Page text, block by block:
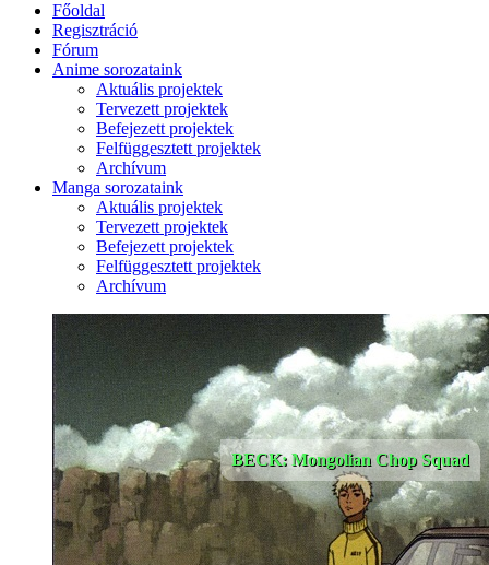
Főoldal
Regisztráció
Fórum
Anime sorozataink
Aktuális projektek
Tervezett projektek
Befejezett projektek
Felfüggesztett projektek
Archívum
Manga sorozataink
Aktuális projektek
Tervezett projektek
Befejezett projektek
Felfüggesztett projektek
Archívum
BECK: Mongolian Chop Squad